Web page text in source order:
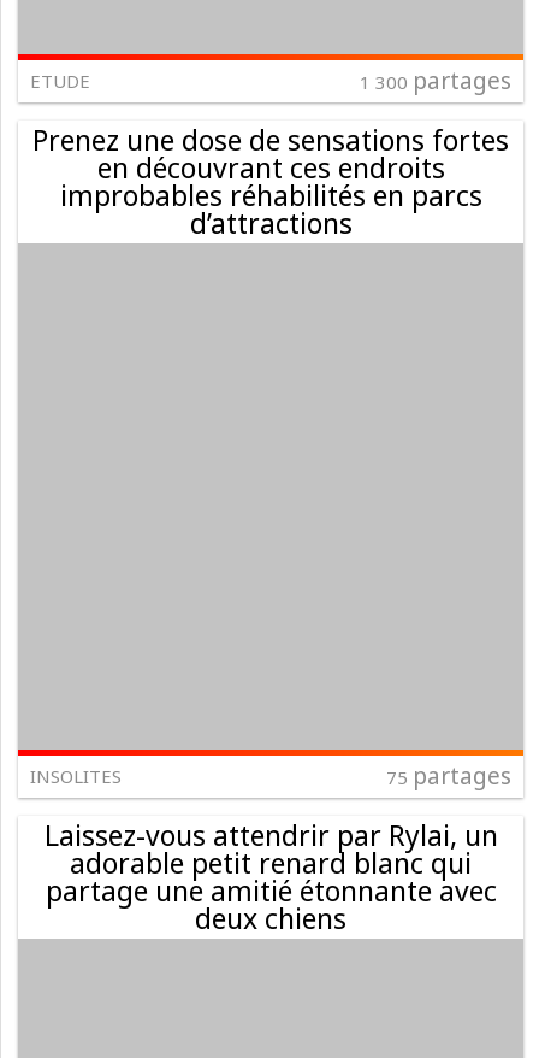
ETUDE 1 300 partages
Prenez une dose de sensations fortes
en découvrant ces endroits
improbables réhabilités en parcs
d’attractions
INSOLITES 75 partages
Laissez-vous attendrir par Rylai, un
adorable petit renard blanc qui
partage une amitié étonnante avec
deux chiens